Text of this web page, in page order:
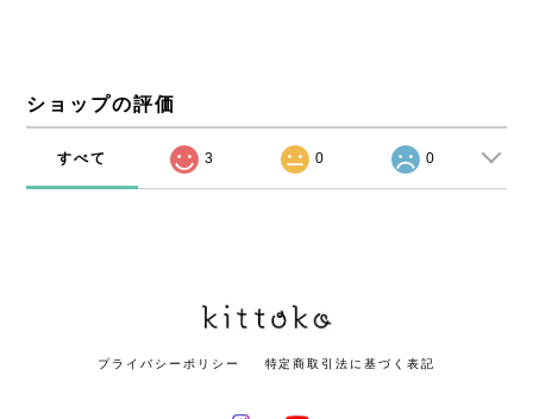
ショップの評価
すべて 3 0 0
プライバシーポリシー 特定商取引法に基づく表記